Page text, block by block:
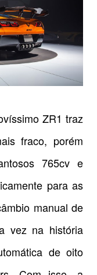
ZR1 traz
fraco, porém
765cv e
para as
manual de
vez na história
de oito